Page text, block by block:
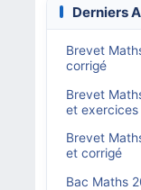
Derniers
Brevet
corrigé
Brevet
et exercices
Brevet
et corrigé
Bac Maths